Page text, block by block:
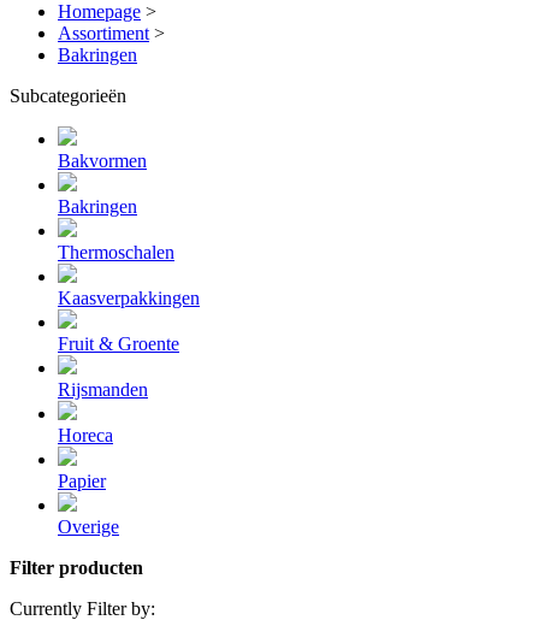
Homepage >
Assortiment >
Bakringen
Subcategorieën
Bakvormen
Bakringen
Thermoschalen
Kaasverpakkingen
Fruit & Groente
Rijsmanden
Horeca
Papier
Overige
Filter producten
Currently Filter by: